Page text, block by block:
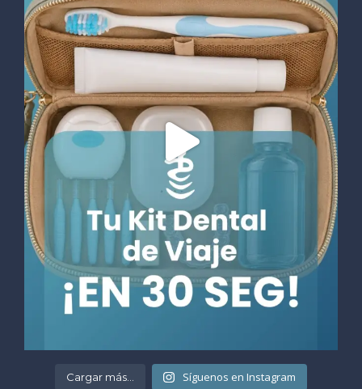
Cargar más... Síguenos en Instagram